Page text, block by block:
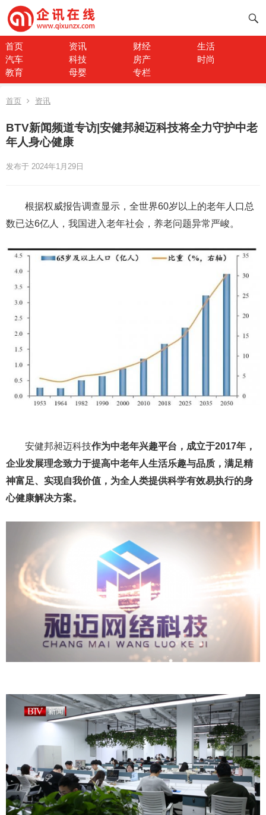
首页 资讯 财经
生活
汽车
科技 房产
时尚
教育
母婴 专栏
首页 资讯
BTV新闻频道专访|安健邦昶迈科技将全力守护中老
年人身心健康
发布于 2024年1月29日
根据权威报告调查显示，全世界60岁以上的老年人口总
数已达6亿人，我国进入老年社会，养老问题异常严峻。
安健邦昶迈科技作为中老年兴趣平台，成立于2017年，
企业发展理念致力于提高中老年人生活乐趣与品质，满足精
神富足、实现自我价值，为全人类提供科学有效易执行的身
心健康解决方案。